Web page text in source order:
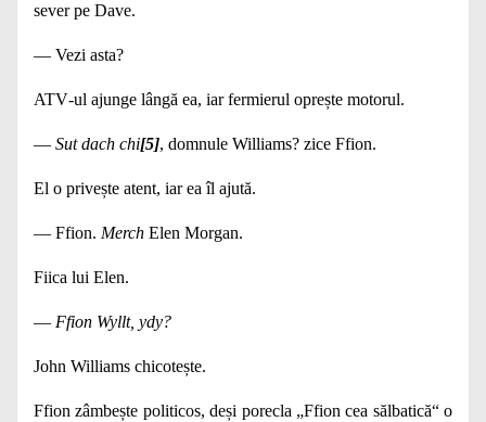
sever pe Dave.
— Vezi asta?
ATV‑ul ajunge lângă ea, iar fermierul oprește moto­rul.
— Sut dach chi[5], domnule Williams? zice Ffion.
El o privește atent, iar ea îl ajută.
— Ffion. Merch Elen Morgan.
Fiica lui Elen.
— Ffion Wyllt, ydy?
John Williams chicotește.
Ffion zâmbește politicos, deși porecla „Ffion cea săl­batică“ o